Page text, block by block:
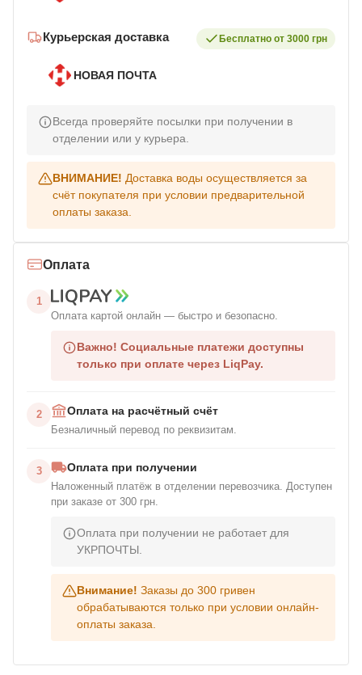
Курьерская доставка Бесплатно от 3000 грн
НОВАЯ ПОЧТА
Всегда проверяйте посылки при получении в
отделении или у курьера.
ВНИМАНИЕ! Доставка воды осуществляется за
счёт покупателя при условии предварительной
оплаты заказа.
Оплата
1
Оплата картой онлайн — быстро и безопасно.
Важно! Социальные платежи доступны
только при оплате через LiqPay.
2 Оплата на расчётный счёт
Безналичный перевод по реквизитам.
3 Оплата при получении
Наложенный платёж в отделении перевозчика. Доступен
при заказе от 300 грн.
Оплата при получении не работает для
УКРПОЧТЫ.
Внимание! Заказы до 300 гривен
обрабатываются только при условии онлайн-
оплаты заказа.